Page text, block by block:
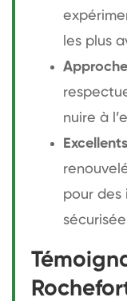
les plus
nuire à
pour des